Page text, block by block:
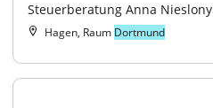
Steuerberatung Anna Nieslony
Hagen, Raum Dortmund